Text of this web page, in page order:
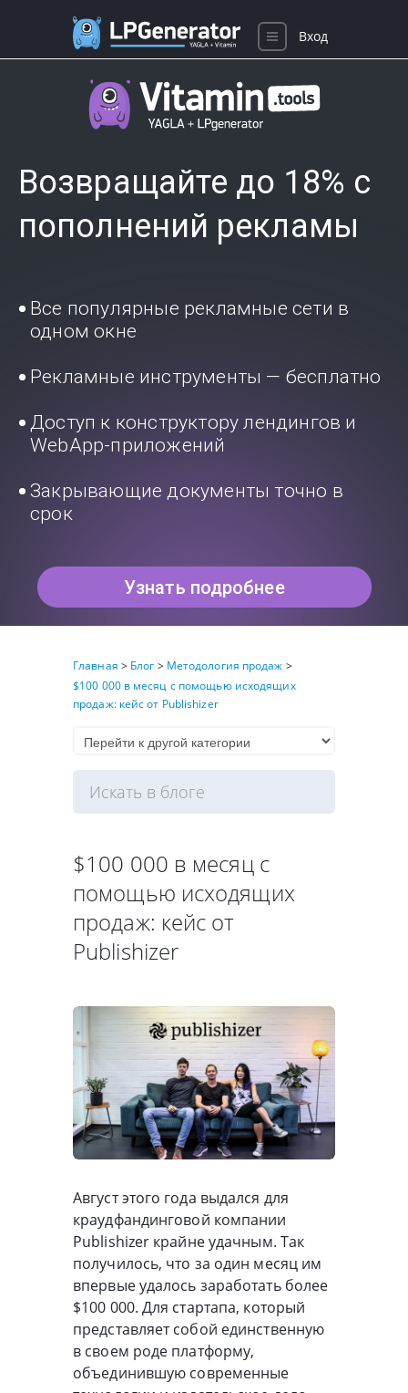
Возвращайте до 18% с
пополнений рекламы
Все популярные рекламные сети в
одном окне
Рекламные инструменты — бесплатно
Доступ к конструктору лендингов и
WebApp-приложений
Закрывающие документы точно в
срок
Узнать подробнее
Главная > Блог > Методология продаж >
$100 000 в месяц с помощью исходящих
продаж: кейс от Publishizer
$100 000 в месяц с
помощью исходящих
продаж: кейс от
Publishizer
Август этого года выдался для
краудфандинговой компании
Publishizer крайне удачным. Так
получилось, что за один месяц им
впервые удалось заработать более
$100 000. Для стартапа, который
представляет собой единственную
в своем роде платформу,
объединившую современные
Вход